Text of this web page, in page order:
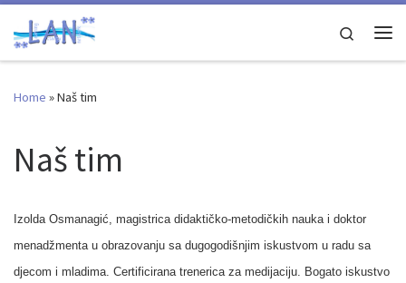
Skip to content
Search
Home »Naš tim
Naš tim
Izolda Osmanagić, magistrica didaktičko-metodičkih nauka i doktor
menadžmenta u obrazovanju sa dugogodišnjim iskustvom u radu sa
djecom i mladima. Certificirana trenerica za medijaciju. Bogato iskustvo